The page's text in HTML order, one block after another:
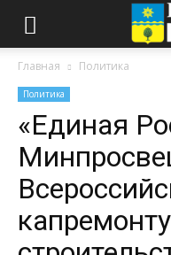
Главная Политика
Политика
«Единая